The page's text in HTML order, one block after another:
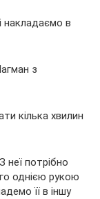
накладаємо в
кілька хвилин
неї потрібно
однією рукою
її в іншу